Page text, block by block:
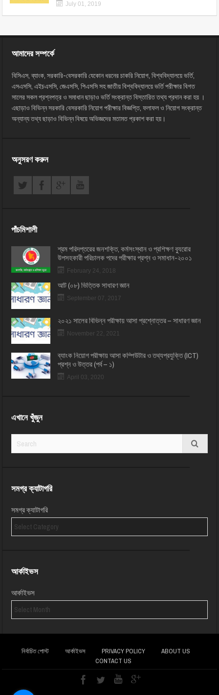
July 01, 2019
আমাদের সম্পর্কে
বিসিএস, ব্যাংক, সরকারি-বেসরকারি যেকোন ধরনের চাকরি নিয়োগ, বিশ্ববিদ্যালয়ে ভর্তি,
এসএসসি, এইচএসসি, জেএসসি, পিএসসি সহ জাতীয় বিশ্ববিদ্যালয়ে ভর্তি পরীক্ষার বিগত
সালের সকল প্রশ্নপত্র ও সমাধান ছাড়াও ভর্তি সংক্রান্ত বিস্তারিত তথ্য প্রদান করা হয় ।
এছাড়াও বিভিন্ন সরকারি বেসরকারি নিয়োগ পরীক্ষার বিজ্ঞপ্তি, ফলাফল ও নিয়োগ সংক্রান্ত
অন্যান্য তথ্য ছাড়াও বিভিন্ন বিষয়ে অভিজ্ঞদের মতামত প্রকাশ করা হয়।
অনুসরণ করুন
পাঁচমিশালী
শ্রম পরিদপ্তরের জনশক্তি, কর্মসংস্থান ও প্রশিক্ষণ ব্যুরোর
উপসহকারী পরিচালক পদের পরীক্ষার প্রশ্ন ও সমাধান-২০০১
February 24, 2018
আট (০৮) ভিত্তিক সাধারণ জ্ঞান
September 07, 2017
২০২১ সালের বিভিন্ন পরীক্ষায় আসা প্রশ্নোত্তর – সাধারণ জ্ঞান
November 22, 2021
ব্যাংক নিয়োগ পরীক্ষায় আসা কম্পিউটার ও তথ্যপ্রযুক্তি (ICT)
প্রশ্ন ও উত্তর (পর্ব – ১)
April 03, 2020
এখানে খুঁজুন
সমগ্র ক্যাটাগরি
সমগ্র ক্যাটাগরি
আর্কাইভস
আর্কাইভস
নির্বাচিত পোস্ট আর্কাইভস PRIVACY POLICY
ABOUT US
CONTACT US